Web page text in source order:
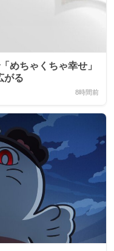
めちゃくちゃ幸せ」
がる
8時間前